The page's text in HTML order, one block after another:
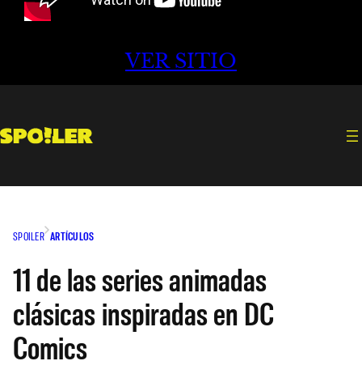
VER SITIO
SPOILER ARTÍCULOS
11 de las series animadas
clásicas inspiradas en DC
Comics